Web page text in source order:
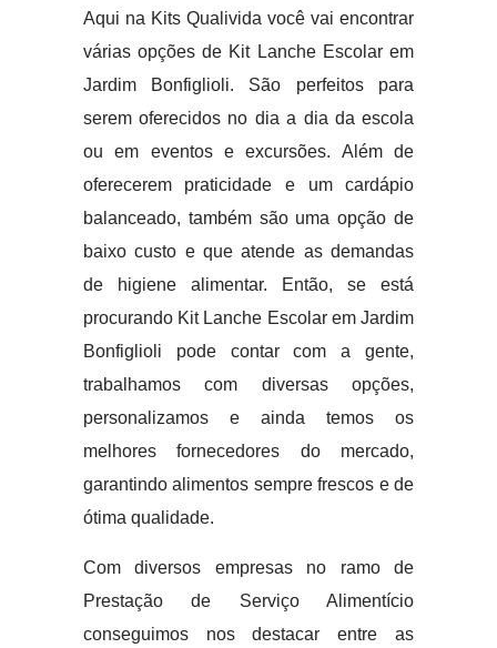
Aqui na Kits Qualivida você vai encontrar
várias opções de Kit Lanche Escolar em
Jardim Bonfiglioli. São perfeitos para
serem oferecidos no dia a dia da escola
ou em eventos e excursões. Além de
oferecerem praticidade e um cardápio
balanceado, também são uma opção de
baixo custo e que atende as demandas
de higiene alimentar. Então, se está
procurando Kit Lanche Escolar em Jardim
Bonfiglioli pode contar com a gente,
trabalhamos com diversas opções,
personalizamos e ainda temos os
melhores fornecedores do mercado,
garantindo alimentos sempre frescos e de
ótima qualidade.
Com diversos empresas no ramo de
Prestação de Serviço Alimentício
conseguimos nos destacar entre as